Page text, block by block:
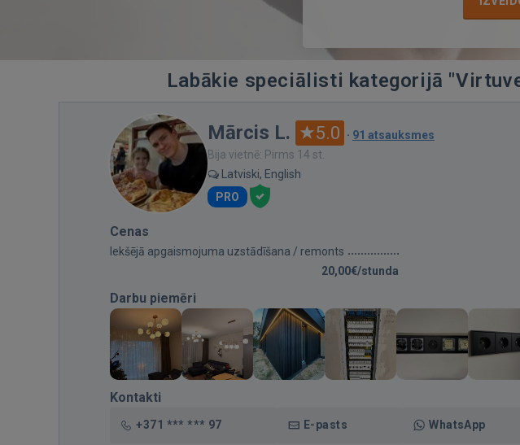
Labākie speciālisti kategorijā
Mārcis L. 5.0 · 91 atsauksmes
Bija vietnē: Pirms 14 st.
Latviski, English
PRO
Cenas
Iekšējā apgaismojuma uzstādīšana / remonts
20,00€/stunda
Darbu piemēri
Kontakti
+371 *** *** 97 E-pasts WhatsApp